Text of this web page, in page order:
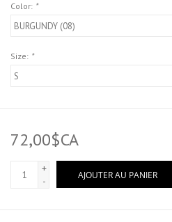
Color: *
Size: *
72,00$CA
+
-
AJOUTER AU PANIER